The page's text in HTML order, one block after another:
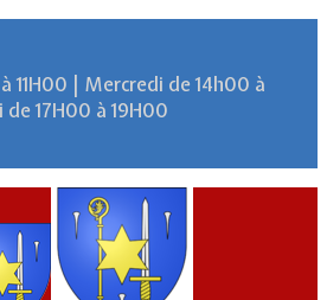
11H00 | Mercredi de 14h00 à
17H00 à 19H00